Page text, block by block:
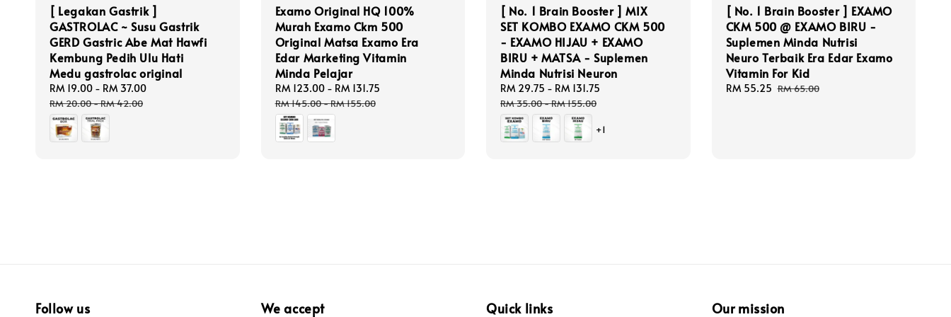
[ Legakan Gastrik ]
GASTROLAC ~ Susu Gastrik
GERD Gastric Abe Mat Hawfi
Kembung Pedih Ulu Hati
Medu gastrolac original
Sale
price
RM 19.00 - RM 37.00
RM 20.00-RM 42.00
Examo Original HQ 100%
Murah Examo Ckm 500
Original Matsa Examo Era
Edar Marketing Vitamin
Minda Pelajar
Sale
price
RM 123.00- RM 131.75
RM 145.00-RM 155.00
[ No. 1 Brain Booster ] MIX
SET KOMBO EXAMO CKM 500
- EXAMO HIJAU + EXAMO
BIRU + MATSA - Suplemen
Minda Nutrisi Neuron
Sale
price
RM 29.75 - RM 131.75
RM 35.00-RM 155.00
+1
[ No. 1 Brain Booster ] EXAMO
CKM 500 @ EXAMO BIRU -
Suplemen Minda Nutrisi
Neuro Terbaik Era Edar Examo
Vitamin For Kid
Sale
RM 55.25 Regular
RM 65.00
Follow us We accept Quick links Our mission